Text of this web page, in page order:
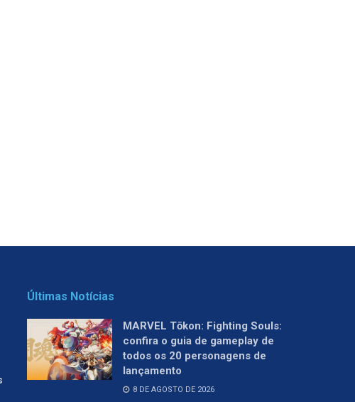
Últimas Notícias
MARVEL Tōkon: Fighting Souls:
confira o guia de gameplay de
todos os 20 personagens de
lançamento
8 DE AGOSTO DE 2026